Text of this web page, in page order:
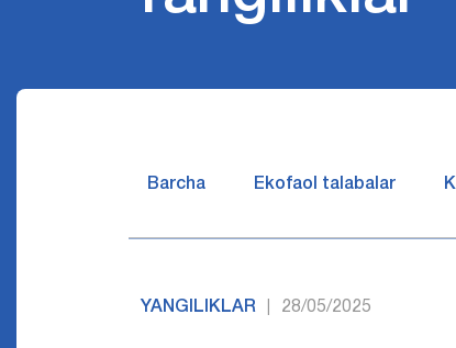
Barcha Ekofaol talabalar
YANGILIKLAR 28/05/2025